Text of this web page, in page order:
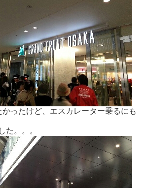
ったけど、エスカレーター乗るにも
た。。。